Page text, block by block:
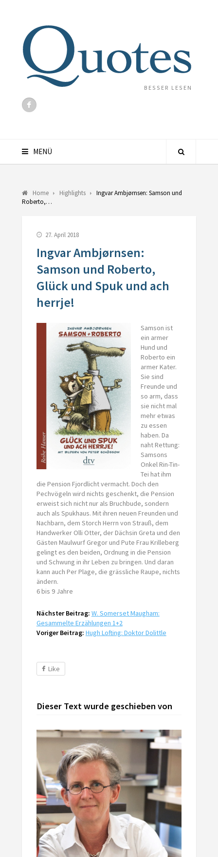
BESSER LESEN
MENÜ
Home Highlights
Ingvar Ambjørnsen: Samson und
Roberto,…
27. April 2018
Ingvar Ambjørnsen:
Samson und Roberto,
Glück und Spuk und ach
herrje!
Samson ist
ein armer
Hund und
Roberto ein
armer Kater.
Sie sind
Freunde und
so arm, dass
sie nicht mal
mehr etwas
zu essen
haben. Da
naht Rettung:
Samsons
Onkel Rin-Tin-
Tei hat ihm
die Pension Fjordlicht vermacht. Doch den
Pechvögeln wird nichts geschenkt, die Pension
erweist sich nicht nur als Bruchbude, sondern
auch als Spukhaus. Mit ihren neuen Freunden und
Nachbarn, dem Storch Herrn von Strauß, dem
Handwerker Olli Otter, der Dächsin Greta und den
Gästen Maulwurf Gregor und Pute Frau Krilleberg
gelingt es den beiden, Ordnung in die Pension
und Schwung in ihr Leben zu bringen. Und daran
kann auch Per Plage, die grässliche Raupe, nichts
ändern.
6 bis 9 Jahre
Nächster Beitrag: W. Somerset Maugham:
Gesammelte Erzählungen 1+2
Voriger Beitrag: Hugh Lofting: Doktor Dolittle
Like
Dieser Text wurde geschieben von